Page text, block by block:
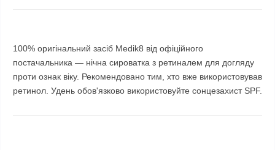
100% оригінальний засіб Medik8 від офіційного
постачальника — нічна сироватка з ретиналем для догляду
проти ознак віку. Рекомендовано тим, хто вже використовував
ретинол. Удень обов'язково використовуйте сонцезахист SPF.